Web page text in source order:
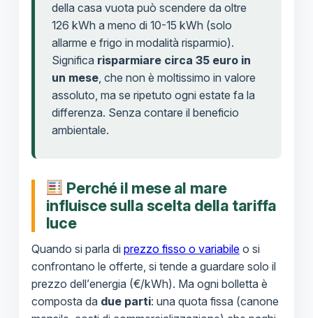
della casa vuota può scendere da oltre
126 kWh a meno di 10-15 kWh (solo
allarme e frigo in modalità risparmio).
Significa risparmiare circa 35 euro in
un mese, che non è moltissimo in valore
assoluto, ma se ripetuto ogni estate fa la
differenza. Senza contare il beneficio
ambientale.
Perché il mese al mare
influisce sulla scelta della tariffa
luce
Quando si parla di prezzo fisso o variabileo si
confrontano le offerte, si tende a guardare solo il
prezzo dell’energia (€/kWh). Ma ogni bolletta è
composta da due parti: una quota fissa (canone